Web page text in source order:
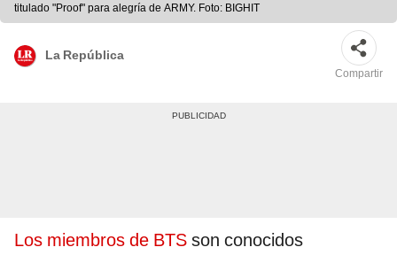
titulado "Proof" para alegría de ARMY. Foto: BIGHIT
La República
Compartir
Los miembros de BTS son conocidos